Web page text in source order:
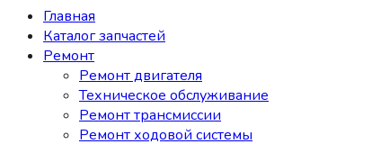
Главная
Каталог запчастей
Ремонт
Ремонт двигателя
Техническое обслуживание
Ремонт трансмиссии
Ремонт ходовой системы